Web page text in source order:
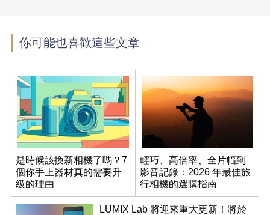
你可能也喜歡這些文章
是時候該換新相機了嗎？7
個你手上器材真的需要升
級的理由
輕巧、高倍率、全片幅到
影音記錄：2026 年最佳旅
行相機的選購指南
LUMIX Lab 將迎來重大更新！將於